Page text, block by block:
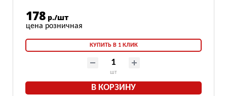
178 р./шт
КУПИТЬ В 1 КЛИК
шт
В КОРЗИНУ